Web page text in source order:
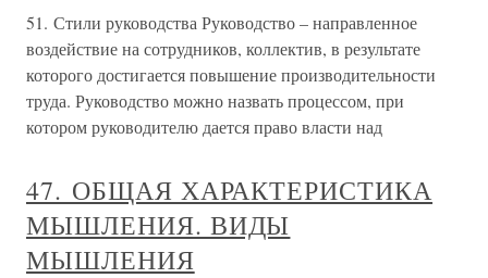
51. Стили руководства Руководство – направленное
воздействие на сотрудников, коллектив, в результате
которого достигается повышение производительности
труда. Руководство можно назвать процессом, при
котором руководителю дается право власти над
47. ОБЩАЯ ХАРАКТЕРИСТИКА
МЫШЛЕНИЯ. ВИДЫ
МЫШЛЕНИЯ